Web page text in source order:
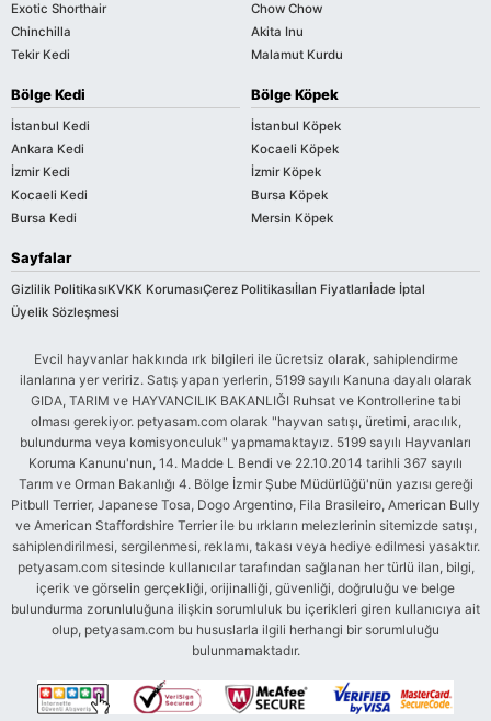
Exotic Shorthair
Chinchilla
Tekir Kedi
Chow Chow
Akita Inu
Malamut Kurdu
Bölge Kedi
İstanbul Kedi
Ankara Kedi
İzmir Kedi
Kocaeli Kedi
Bursa Kedi
Bölge Köpek
İstanbul Köpek
Kocaeli Köpek
İzmir Köpek
Bursa Köpek
Mersin Köpek
Sayfalar
Gizlilik PolitikasıKVKK KorumasıÇerez Politikasıİlan Fiyatlarıİade İptal
Üyelik Sözleşmesi
Evcil hayvanlar hakkında ırk bilgileri ile ücretsiz olarak, sahiplendirme
ilanlarına yer veririz. Satış yapan yerlerin, 5199 sayılı Kanuna dayalı olarak
GIDA, TARIM ve HAYVANCILIK BAKANLIĞI Ruhsat ve Kontrollerine tabi
olması gerekiyor. petyasam.com olarak "hayvan satışı, üretimi, aracılık,
bulundurma veya komisyonculuk" yapmamaktayız. 5199 sayılı Hayvanları
Koruma Kanunu'nun, 14. Madde L Bendi ve 22.10.2014 tarihli 367 sayılı
Tarım ve Orman Bakanlığı 4. Bölge İzmir Şube Müdürlüğü'nün yazısı gereği
Pitbull Terrier, Japanese Tosa, Dogo Argentino, Fila Brasileiro, American Bully
ve American Staffordshire Terrier ile bu ırkların melezlerinin sitemizde satışı,
sahiplendirilmesi, sergilenmesi, reklamı, takası veya hediye edilmesi yasaktır.
petyasam.com sitesinde kullanıcılar tarafından sağlanan her türlü ilan, bilgi,
içerik ve görselin gerçekliği, orijinalliği, güvenliği, doğruluğu ve belge
bulundurma zorunluluğuna ilişkin sorumluluk bu içerikleri giren kullanıcıya ait
olup, petyasam.com bu hususlarla ilgili herhangi bir sorumluluğu
bulunmamaktadır.